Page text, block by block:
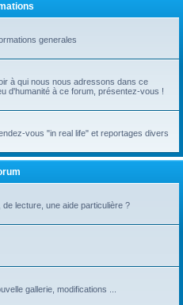
generales
à qui nous nous adressons dans ce
d'humanité à ce forum, présentez-vous !
vous "in real life" et reportages divers
lecture, une aide particulière ?
gallerie, modifications ...